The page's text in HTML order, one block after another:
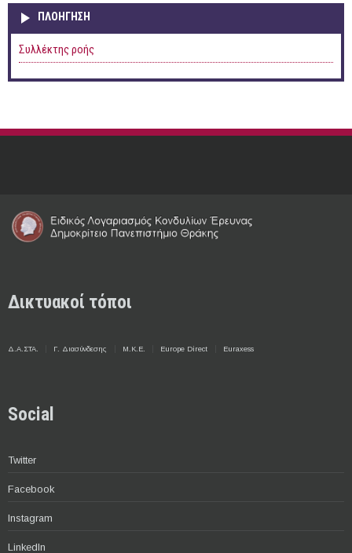
ΠΛΟΉΓΗΣΗ
Συλλέκτης ροής
Δικτυακοί τόποι
Δ.Α.ΣΤΑ. Γ. Διασύνδεσης Μ.Κ.Ε. Europe Direct Euraxess
Social
Twitter
Facebook
Instagram
LinkedIn